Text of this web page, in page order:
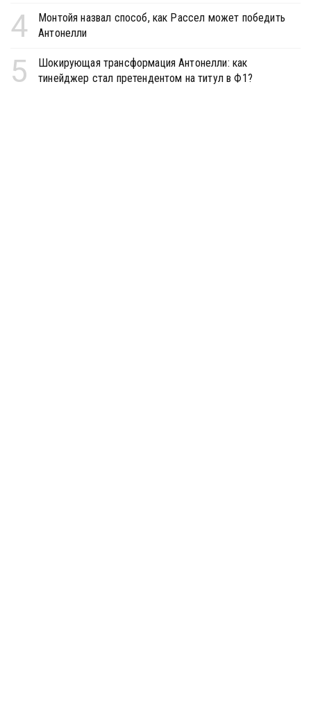
4
Монтойя назвал способ, как Рассел может победить
Антонелли
5
Шокирующая трансформация Антонелли: как
тинейджер стал претендентом на титул в Ф1?